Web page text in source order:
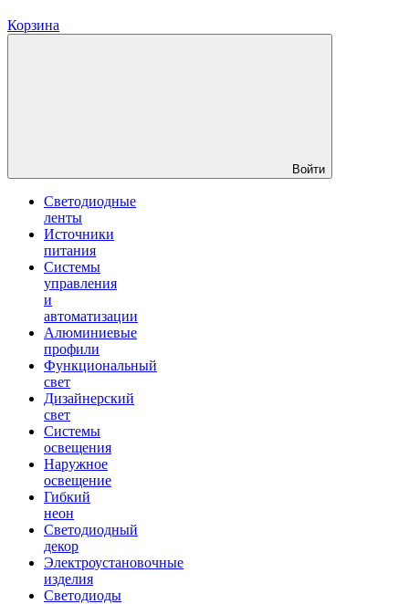
Корзина
Войти
Светодиодные
ленты
Источники
питания
Системы
управления
и
автоматизации
Алюминиевые
профили
Функциональный
свет
Дизайнерский
свет
Системы
освещения
Наружное
освещение
Гибкий
неон
Светодиодный
декор
Электроустановочные
изделия
Светодиоды